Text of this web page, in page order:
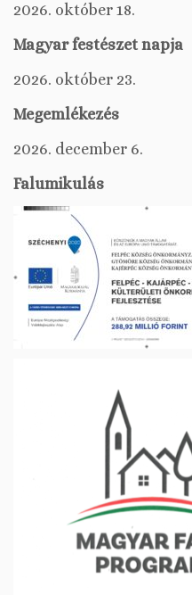
2026. október 18.
Magyar festészet napja
2026. október 23.
Megemlékezés
2026. december 6.
Falumikulás